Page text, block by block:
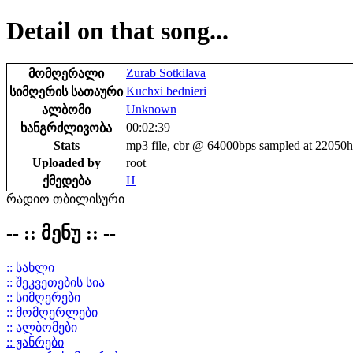
Detail on that song...
მომღერალი
Zurab Sotkilava
სიმღერის სათაური Kuchxi bednieri
ალბომი
Unknown
ხანგრძლივობა
00:02:39
Stats
mp3 file, cbr @ 64000bps sampled at
Uploaded by
root
ქმედება
H
რადიო თბილისური
-- :: მენუ :: --
:: სახლი
:: შეკვეთების სია
:: სიმღერები
:: მომღერლები
:: ალბომები
:: ჟანრები